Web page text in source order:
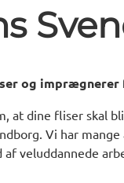
og imprægnerer
at dine fliser skal
Vi har
af veluddannede